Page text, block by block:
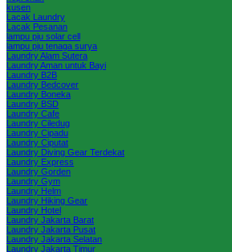
kusen
Lacak Laundry
Lacak Pesanan
lampu pju solar cell
lampu pju tenaga surya
Laundry Alam Sutera
Laundry Aman untuk Bayi
Laundry B2B
Laundry Bedcover
Laundry Boneka
Laundry BSD
Laundry Cafe
Laundry Ciledug
Laundry Cipadu
Laundry Ciputat
Laundry Diving Gear Terdekat
Laundry Express
Laundry Gorden
Laundry Gym
Laundry Helm
Laundry Hiking Gear
Laundry Hotel
Laundry Jakarta Barat
Laundry Jakarta Pusat
Laundry Jakarta Selatan
Laundry Jakarta Timur